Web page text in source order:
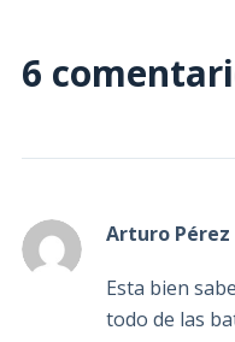
6
Arturo Pérez
Esta bien
todo de las